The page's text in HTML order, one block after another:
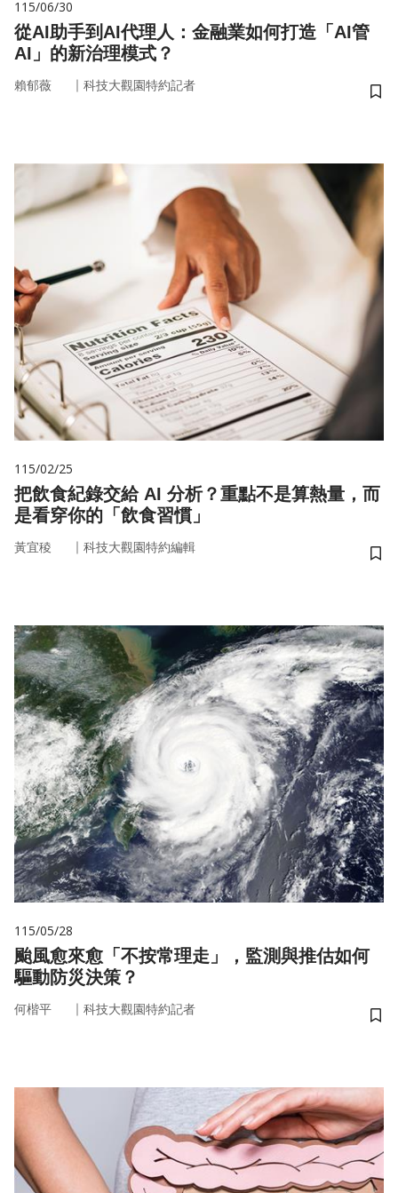
115/06/30
從AI助手到AI代理人：金融業如何打造「AI管
AI」的新治理模式？
賴郁薇 ｜ 科技大觀園特約記者
儲
115/02/25
把飲食紀錄交給 AI 分析？重點不是算熱量，而
是看穿你的「飲食習慣」
黃宜稜 ｜ 科技大觀園特約編輯
儲
115/05/28
颱風愈來愈「不按常理走」，監測與推估如何
驅動防災決策？
何楷平 ｜ 科技大觀園特約記者
儲